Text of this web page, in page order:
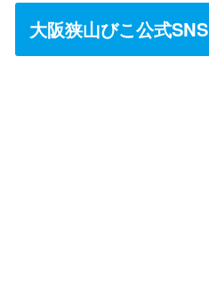
大阪狭山びこ公式SNS